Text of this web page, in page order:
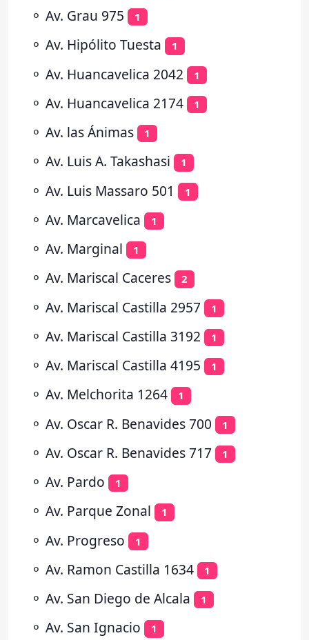
⚬ Av. Grau 975 1
⚬ Av. Hipólito Tuesta 1
⚬ Av. Huancavelica 2042 1
⚬ Av. Huancavelica 2174 1
⚬ Av. las Ánimas 1
⚬ Av. Luis A. Takashasi 1
⚬ Av. Luis Massaro 501 1
⚬ Av. Marcavelica 1
⚬ Av. Marginal 1
⚬ Av. Mariscal Caceres 2
⚬ Av. Mariscal Castilla 2957 1
⚬ Av. Mariscal Castilla 3192 1
⚬ Av. Mariscal Castilla 4195 1
⚬ Av. Melchorita 1264 1
⚬ Av. Oscar R. Benavides 700 1
⚬ Av. Oscar R. Benavides 717 1
⚬ Av. Pardo 1
⚬ Av. Parque Zonal 1
⚬ Av. Progreso 1
⚬ Av. Ramon Castilla 1634 1
⚬ Av. San Diego de Alcala 1
⚬ Av. San Ignacio 1